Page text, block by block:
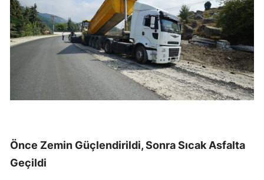
Önce Zemin Güçlendirildi, Sonra Sıcak Asfalta
Geçildi